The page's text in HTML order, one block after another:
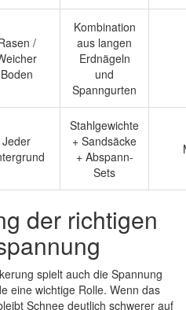
/
Boden
Kombination
aus langen
Erdnägeln
und
Spanngurten
Jeder
Stahlgewichte
+ Sandsäcke
+ Abspann-
Sets
der richtigen
spielt auch die Spannung
eine wichtige Rolle. Wenn das
Schnee deutlich schwerer auf